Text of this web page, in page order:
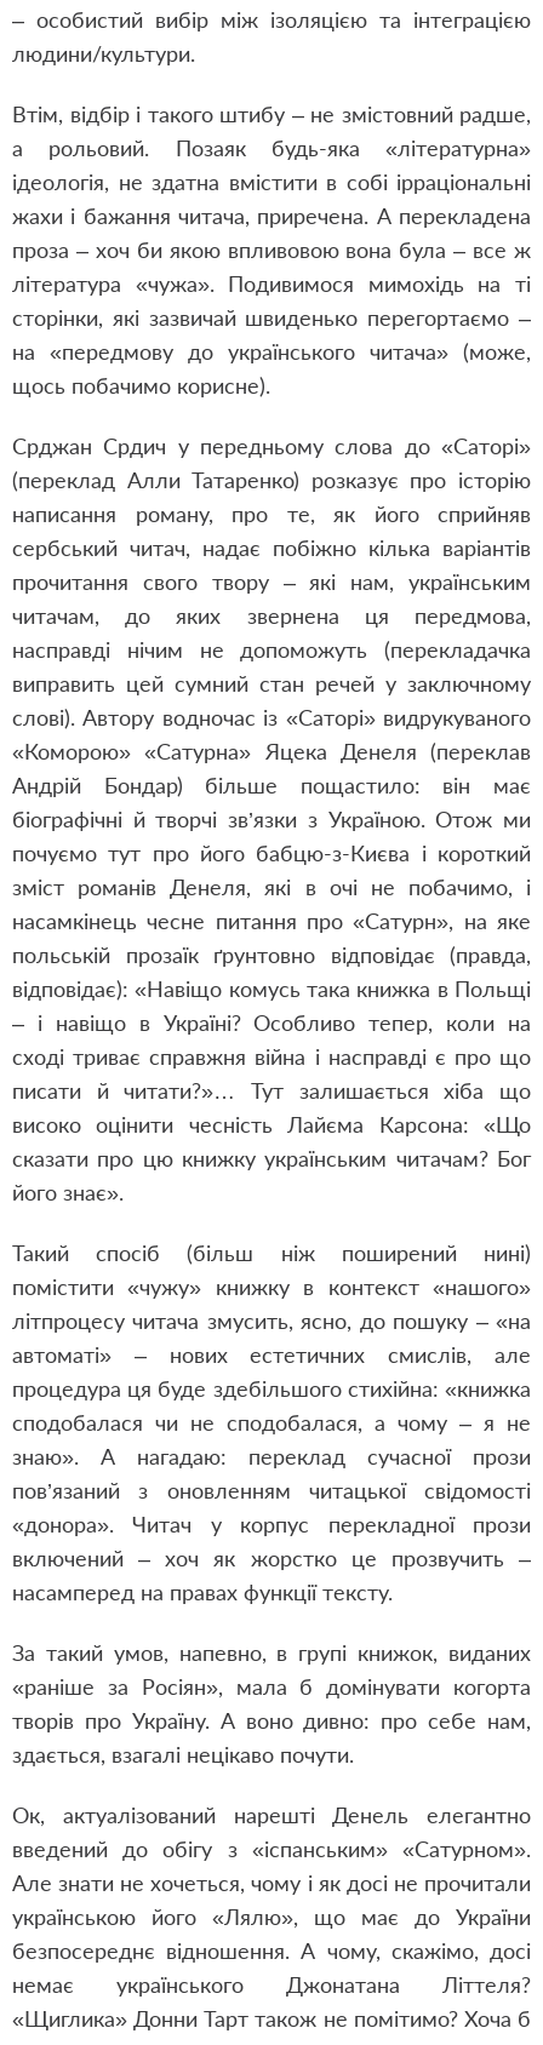
– особистий вибір між ізоляцією та інтеграцією
людини/культури.
Втім, відбір і такого штибу – не змістовний радше,
а рольовий. Позаяк будь-яка «літературна»
ідеологія, не здатна вмістити в собі ірраціональні
жахи і бажання читача, приречена. А перекладена
проза – хоч би якою впливовою вона була – все ж
література «чужа». Подивимося мимохідь на ті
сторінки, які зазвичай швиденько перегортаємо –
на «передмову до українського читача» (може,
щось побачимо корисне).
Срджан Срдич у передньому слова до «Саторі»
(переклад Алли Татаренко) розказує про історію
написання роману, про те, як його сприйняв
сербський читач, надає побіжно кілька варіантів
прочитання свого твору – які нам, українським
читачам, до яких звернена ця передмова,
насправді нічим не допоможуть (перекладачка
виправить цей сумний стан речей у заключному
слові). Автору водночас із «Саторі» видрукуваного
«Коморою» «Сатурна» Яцека Денеля (переклав
Андрій Бондар) більше пощастило: він має
біографічні й творчі зв’язки з Україною. Отож ми
почуємо тут про його бабцю-з-Києва і короткий
зміст романів Денеля, які в очі не побачимо, і
насамкінець чесне питання про «Сатурн», на яке
польській прозаїк ґрунтовно відповідає (правда,
відповідає): «Навіщо комусь така книжка в Польщі
– і навіщо в Україні? Особливо тепер, коли на
сході триває справжня війна і насправді є про що
писати й читати?»… Тут залишається хіба що
високо оцінити чесність Лайєма Карсона: «Що
сказати про цю книжку українським читачам? Бог
його знає».
Такий спосіб (більш ніж поширений нині)
помістити «чужу» книжку в контекст «нашого»
літпроцесу читача змусить, ясно, до пошуку – «на
автоматі» – нових естетичних смислів, але
процедура ця буде здебільшого стихійна: «книжка
сподобалася чи не сподобалася, а чому – я не
знаю». А нагадаю: переклад сучасної прози
пов’язаний з оновленням читацької свідомості
«донора». Читач у корпус перекладної прози
включений – хоч як жорстко це прозвучить –
насамперед на правах функції тексту.
За такий умов, напевно, в групі книжок, виданих
«раніше за Росіян», мала б домінувати когорта
творів про Україну. А воно дивно: про себе нам,
здається, взагалі нецікаво почути.
Ок, актуалізований нарешті Денель елегантно
введений до обігу з «іспанським» «Сатурном».
Але знати не хочеться, чому і як досі не прочитали
українською його «Лялю», що має до України
безпосереднє відношення. А чому, скажімо, досі
немає українського Джонатана Літтеля?
«Щиглика» Донни Тарт також не помітимо? Хоча б